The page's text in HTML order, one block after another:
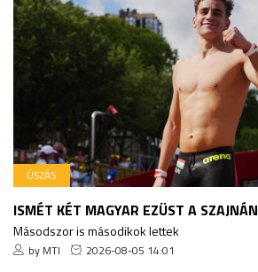
ÚSZÁS
ISMÉT KÉT MAGYAR EZÜST A SZAJNÁN
Másodszor is másodikok lettek
by MTI 2026-08-05 14:01